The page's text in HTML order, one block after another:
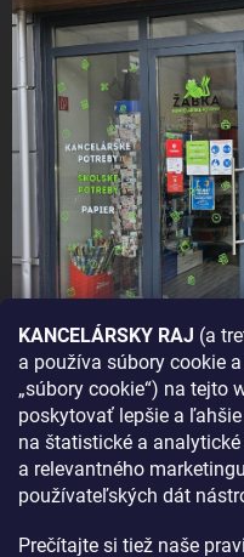
KANCELÁRSKY RAJ (a
a používa súbory cookie
„súbory cookie“) na tejto
poskytovať lepšie a
na štatistické a
a relevantného
používateľských dát
Prečítajte si tiež naše
AKO SA K NÁM